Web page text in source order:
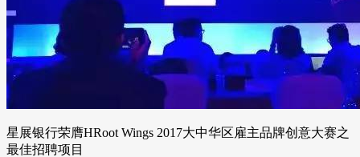
星展银行荣膺HRoot Wings 2017大中华区雇主品牌创意大赛之
最佳招聘项目